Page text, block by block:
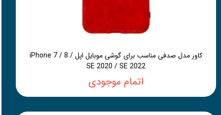
کاور مدل صدفی مناسب برای گوشی موبایل اپل iPhone 7 / 8 /
SE 2020 / SE 2022
اتمام موجودی